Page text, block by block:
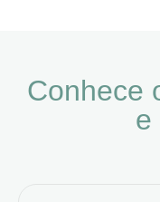
Conhece
e